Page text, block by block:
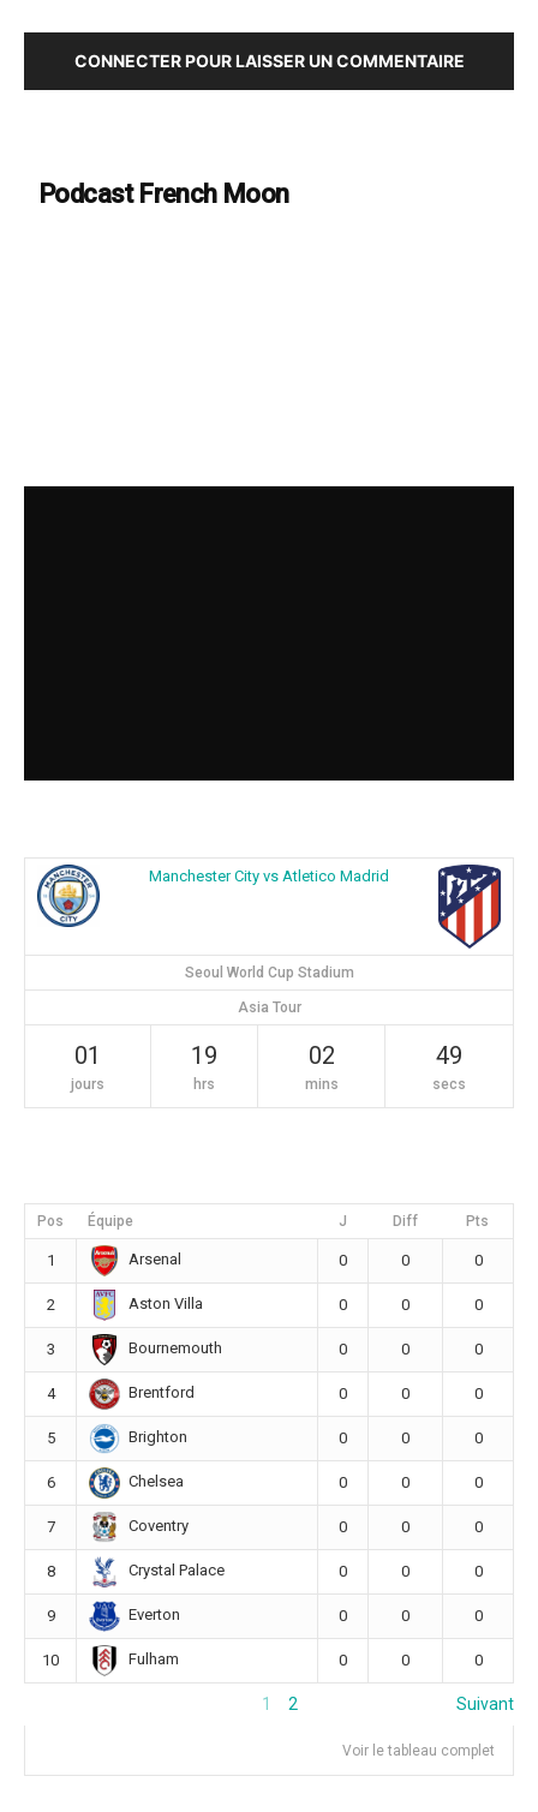
CONNECTER POUR LAISSER UN COMMENTAIRE
Podcast French Moon
Manchester City vs Atletico Madrid
Seoul World Cup Stadium
Asia Tour
01
jours
19
hrs
02
mins
49
secs
Pos Équipe J Diff Pts
1 Arsenal 0 0 0
2 Aston Villa 0 0 0
3 Bournemouth 0 0 0
4 Brentford 0 0 0
5 Brighton 0 0 0
6 Chelsea 0 0 0
7 Coventry 0 0 0
8 Crystal Palace 0 0 0
9 Everton 0 0 0
10 Fulham 0 0 0
1 2 Suivant
Voir le tableau complet